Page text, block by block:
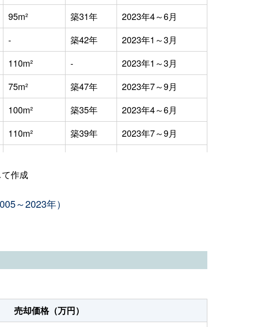
43万円
2023年1～3月
49万円
2023年1～3月
17万円
2023年1～3月
25万円 2023年1～3月
95m² 築31年
2023年4～6月
- 築42年
2023年1～3月
110m² -
2023年1～3月
75m² 築47年
2023年7～9月
100m² 築35年
2023年4～6月
110m² 築39年
2023年7～9月
105m²
105m²
- -
2023年4～6月
90m² 築0年
2023年4～6月
- 築0年 2023年1～3月
作成
～2023年）
売却価格（万円）